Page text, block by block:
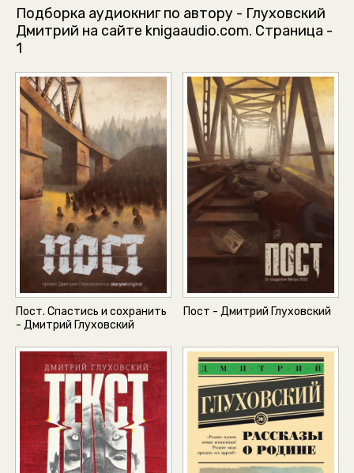
Подборка аудиокниг по автору - Глуховский
Дмитрий на сайте knigaaudio.com. Страница -
1
Пост. Спастись и сохранить
- Дмитрий Глуховский
Пост - Дмитрий Глуховский